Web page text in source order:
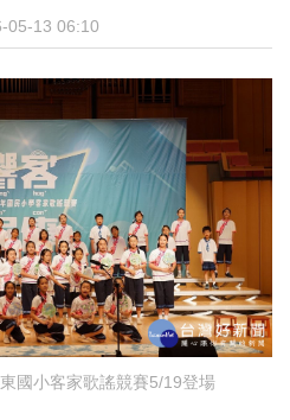
05-13 06:10
國小客家歌謠競賽5/19登場